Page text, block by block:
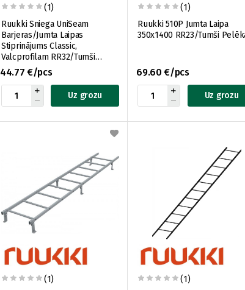
(1)
Ruukki Sniega UniSeam
Barjeras/Jumta Laipas
Stiprinājums Classic,
Valcprofilam RR32/Tumši
Brūns x2
44.77 €/pcs
Uz grozu
(1)
Ruukki 510P Jumta Laipa
350x1400 RR23/Tumši
69.60 €/pcs
Uz grozu
(1)
(1)